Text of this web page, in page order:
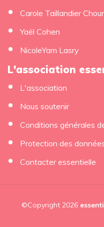
Carole Taillandier
Yaël Cohen
NicoleYam Lasry
L'association
L'association
Nous soutenir
Conditions générales
Protection des
Contacter essentielle
©Copyright 2026